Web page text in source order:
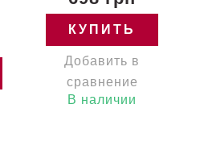
КУПИТЬ
Добавить в
сравнение
В наличии